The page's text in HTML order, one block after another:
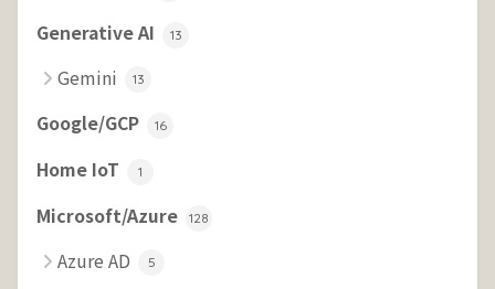
Generative AI 13
Gemini 13
Google/GCP 16
Home IoT 1
Microsoft/Azure 128
Azure AD 5